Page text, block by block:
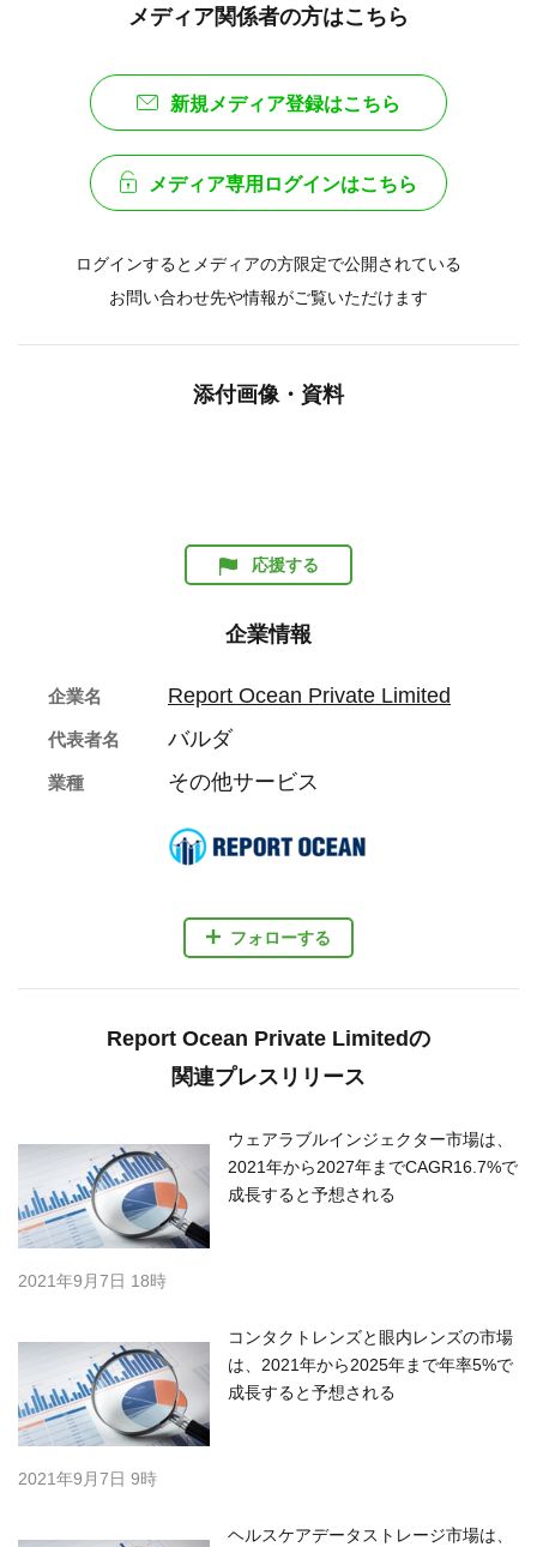
メディア関係者の方はこちら
新規メディア登録はこちら
メディア専用ログインはこちら
ログインするとメディアの方限定で公開されている
お問い合わせ先や情報がご覧いただけます
添付画像・資料
応援する
企業情報
フォローする
企業名 Report Ocean Private Limited
代表者名 バルダ
業種 その他サービス
Report Ocean Private Limitedの
関連プレスリリース
ウェアラブルインジェクター市場は、
2021年から2027年までCAGR16.7%で
成長すると予想される
2021年9月7日 18時
コンタクトレンズと眼内レンズの市場
は、2021年から2025年まで年率5%で
成長すると予想される
2021年9月7日 9時
ヘルスケアデータストレージ市場は、